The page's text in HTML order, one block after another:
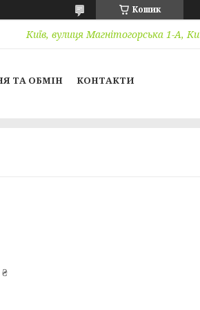
Кошик
Київ, вулиця Магнітогорська 1-А,
ТА ОБМІН КОНТАКТИ